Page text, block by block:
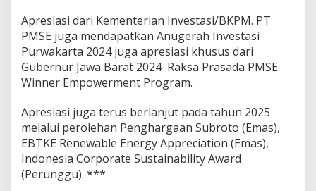
Apresiasi dari Kementerian Investasi/BKPM. PT
PMSE juga mendapatkan Anugerah Investasi
Purwakarta 2024 juga apresiasi khusus dari
Gubernur Jawa Barat 2024 Raksa Prasada PMSE
Winner Empowerment Program.
Apresiasi juga terus berlanjut pada tahun 2025
melalui perolehan Penghargaan Subroto (Emas),
EBTKE Renewable Energy Appreciation (Emas),
Indonesia Corporate Sustainability Award
(Perunggu). ***